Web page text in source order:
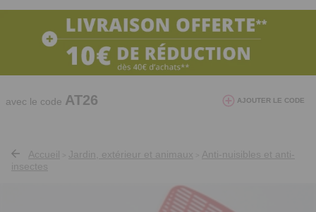
10€ de réduction dès 40€ d'achat. Offre
valable du 03/08/2026 au 12/08/2026.
avec le code AT26 AJOUTER LE CODE
Accueil Jardin, extérieur et animaux
Anti-nuisibles et anti-
insectes